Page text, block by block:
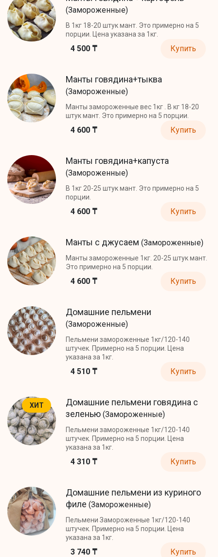
(Замороженные)
В 1кг 18-20 штук мант. Это примерно на 5
порции. Цена указана за 1кг.
4 500 ₸ Купить
Манты говядина+тыква
(Замороженные)
Манты замороженные вес 1кг . В кг 18-20
штук мант. Это примерно на 5 порции.
4 600 ₸ Купить
Манты говядина+капуста
(Замороженные)
В 1кг 20-25 штук мант. Это примерно на 5
порции.
4 600 ₸ Купить
Манты с джусаем (Замороженные)
Манты замороженные 1кг. 20-25 штук мант.
Это примерно на 5 порции.
4 600 ₸ Купить
Домашние пельмени
(Замороженные)
Пельмени замороженные 1кг/120-140
штучек. Примерно на 5 порции. Цена
указана за 1кг.
4 510 ₸ Купить
ХИТ
Домашние пельмени говядина с
зеленью (Замороженные)
Пельмени замороженные 1кг/120-140
штучек. Примерно на 5 порции. Цена
указана за 1кг.
4 310 ₸ Купить
Домашние пельмени из куриного
филе (Замороженные)
Пельмени Замороженные 1кг/120-140
штучек. Примерно на 5 порции. Цена
указана за 1кг.
3 740 ₸ Купить